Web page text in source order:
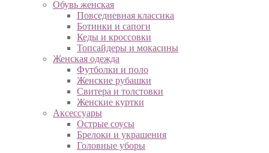
Обувь женская
Повседневная классика
Ботинки и сапоги
Кеды и кроссовки
Топсайдеры и мокасины
Женская одежда
Футболки и поло
Женские рубашки
Свитера и толстовки
Женские куртки
Аксессуары
Острые соусы
Брелоки и украшения
Головные уборы